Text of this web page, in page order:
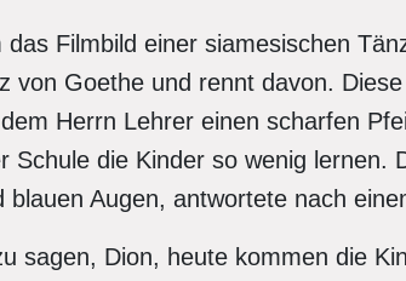
das Filmbild einer siamesischen
von Goethe und rennt davon.
Herrn Lehrer einen scharfen
Schule die Kinder so wenig lernen.
blauen Augen, antwortete nach
sagen, Dion, heute kommen die